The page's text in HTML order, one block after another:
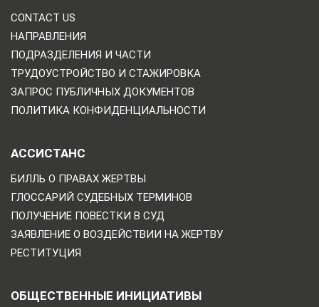
CONTACT US
НАПРАВЛЕНИЯ
ПОДРАЗДЕЛЕНИЯ И ЧАСТИ
ТРУДОУСТРОЙСТВО И СТАЖИРОВКА
ЗАПРОС ПУБЛИЧНЫХ ДОКУМЕНТОВ
ПОЛИТИКА КОНФИДЕНЦИАЛЬНОСТИ
АССИСТАНС
БИЛЛЬ О ПРАВАХ ЖЕРТВЫ
ГЛОССАРИЙ СУДЕБНЫХ ТЕРМИНОВ
ПОЛУЧЕНИЕ ПОВЕСТКИ В СУД
ЗАЯВЛЕНИЕ О ВОЗДЕЙСТВИИ НА ЖЕРТВУ
РЕСТИТУЦИЯ
ОБЩЕСТВЕННЫЕ ИНИЦИАТИВЫ